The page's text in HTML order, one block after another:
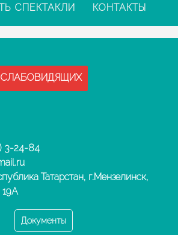
СПЕКТАКЛИ
КОНТАКТЫ
СЛАБОВИДЯЩИХ
3-24-84
Татарстан, г.Мензелинск,
Документы